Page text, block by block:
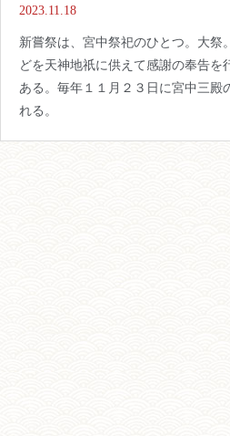
2023.11.18
新嘗祭は、宮中祭祀のひとつ。大
どを天神地祇に供えて感謝の奉告
ある。毎年１１月２３日に宮中三殿
れる。